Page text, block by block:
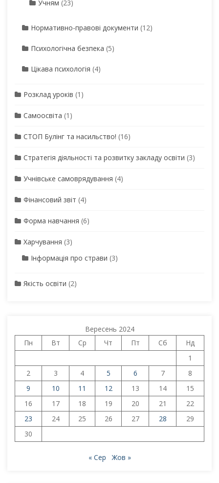
Учням (23)
Нормативно-правові документи (12)
Психологічна безпека (5)
Цікава психологія (4)
Розклад уроків (1)
Самоосвіта (1)
СТОП Булінг та насильство! (16)
Стратегія діяльності та розвитку закладу освіти (3)
Учнівське самоврядування (4)
Фінансовий звіт (4)
Форма навчання (6)
Харчування (3)
Інформація про страви (3)
Якість освіти (2)
Вересень 2024
Пн
Вт Ср Чт Пт Сб
Нд
1
2
3 4 5 6 7
8
9
10 11 12 13 14
15
16
17 18 19 20 21
22
23
24 25 26 27 28
29
30
« Сер Жов »